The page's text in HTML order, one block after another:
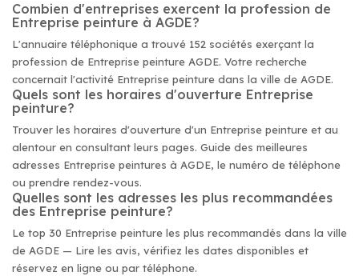
Combien d'entreprises exercent la profession de
Entreprise peinture à AGDE?
L'annuaire téléphonique a trouvé 152 sociétés exerçant la
profession de Entreprise peinture AGDE. Votre recherche
concernait l'activité Entreprise peinture dans la ville de AGDE.
Quels sont les horaires d'ouverture Entreprise
peinture?
Trouver les horaires d'ouverture d'un Entreprise peinture et au
alentour en consultant leurs pages. Guide des meilleures
adresses Entreprise peintures à AGDE, le numéro de téléphone
ou prendre rendez-vous.
Quelles sont les adresses les plus recommandées
des Entreprise peinture?
Le top 30 Entreprise peinture les plus recommandés dans la ville
de AGDE — Lire les avis, vérifiez les dates disponibles et
réservez en ligne ou par téléphone.